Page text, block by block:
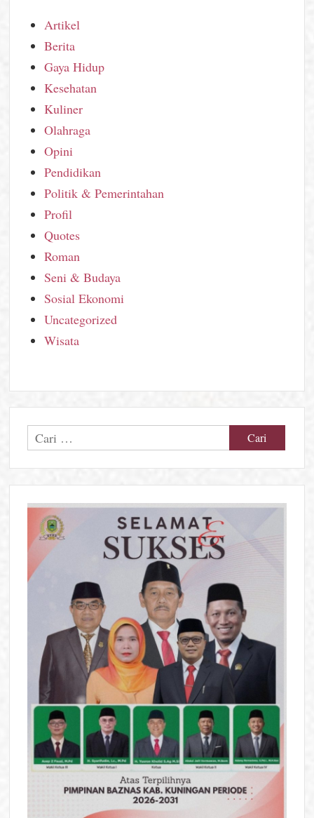
Artikel
Berita
Gaya Hidup
Kesehatan
Kuliner
Olahraga
Opini
Pendidikan
Politik & Pemerintahan
Profil
Quotes
Roman
Seni & Budaya
Sosial Ekonomi
Uncategorized
Wisata
Cari
untuk: